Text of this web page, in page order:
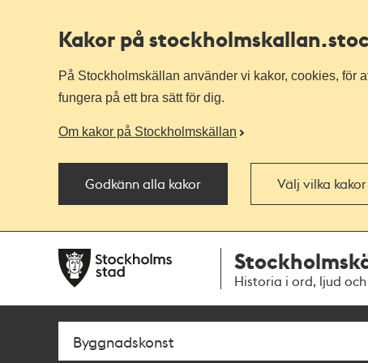
Kakor på stockholmskallan
På Stockholmskällan använder vi kakor, cookies, för
fungera på ett bra sätt för dig.
Om kakor på Stockholmskällan
Godkänn alla kakor Välj vilka
navigationen
huvudinnehållet
Historia i ord, ljud
Sök